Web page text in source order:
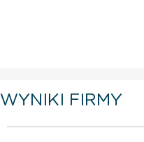
WYNIKI FIRMY